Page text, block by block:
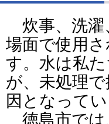
炊事、洗濯
場面で使用
す。水は私
が、未処理
因となってい
徳島市では